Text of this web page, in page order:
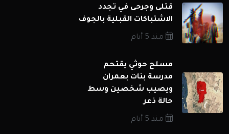
قتلى وجرحى في تجدد
الاشتباكات القبلية بالجوف
منذ 5 أيام
مسلح حوثي يقتحم
مدرسة بنات بعمران
ويصيب شخصين وسط
حالة ذعر
منذ 5 أيام